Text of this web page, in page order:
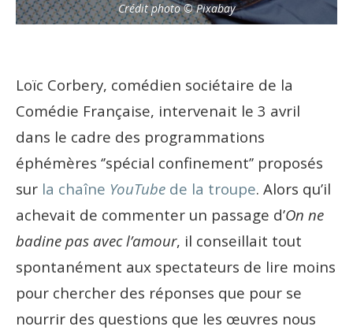
Crédit photo © Pixabay
Loïc Corbery, comédien sociétaire de la
Comédie Française, intervenait le 3 avril
dans le cadre des programmations
éphémères ‘’spécial confinement’’ proposés
sur la chaîne YouTube de la troupe. Alors qu’il
achevait de commenter un passage d’On ne
badine pas avec l’amour, il conseillait tout
spontanément aux spectateurs de lire moins
pour chercher des réponses que pour se
nourrir des questions que les œuvres nous